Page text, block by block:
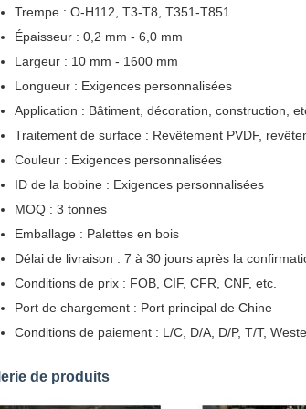
Trempe : O-H112, T3-T8, T351-T851
Épaisseur : 0,2 mm - 6,0 mm
Largeur : 10 mm - 1600 mm
Longueur : Exigences personnalisées
Application : Bâtiment, décoration, construction,
Traitement de surface : Revêtement PVDF,
Couleur : Exigences personnalisées
ID de la bobine : Exigences personnalisées
MOQ : 3 tonnes
Emballage : Palettes en bois
Délai de livraison : 7 à 30 jours après la
Conditions de prix : FOB, CIF, CFR, CNF, etc.
Port de chargement : Port principal de Chine
Conditions de paiement : L/C, D/A, D/P, T/T,
de produits